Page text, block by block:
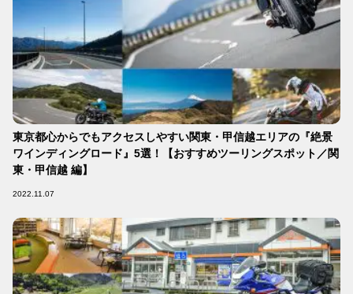
東京都心からでもアクセスしやすい関東・甲信越エリアの『絶景
ワインディングロード』5選！【おすすめツーリングスポット／関
東・甲信越 編】
2022.11.07